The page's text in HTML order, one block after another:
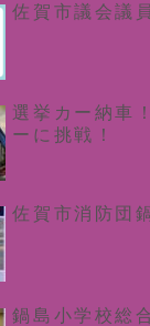
佐賀市議会議
選挙カー納車
ーに挑戦！
佐賀市消防団
鍋島小学校総